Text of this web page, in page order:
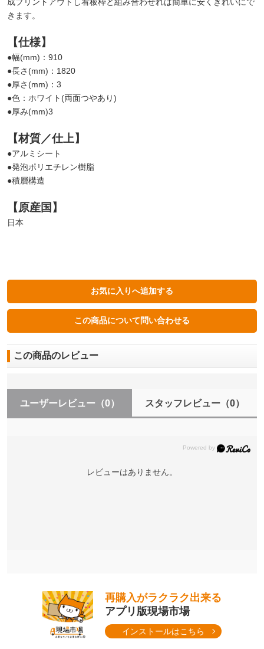
成プリントアウトし看板枠と組み合わせれば簡単に安くきれいにで
きます。
【仕様】
●幅(mm)：910
●長さ(mm)：1820
●厚さ(mm)：3
●色：ホワイト(両面つやあり)
●厚み(mm)3
【材質／仕上】
●アルミシート
●発泡ポリエチレン樹脂
●積層構造
【原産国】
日本
この商品のレビュー
ユーザーレビュー （0） スタッフレビュー（0）
レビューはありません。
再購入がラクラク出来る
アプリ版現場市場
インストールはこちら